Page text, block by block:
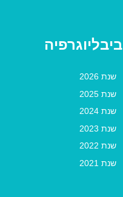
ביבליוגרפיה
שנת 2026
שנת 2025
שנת 2024
שנת 2023
שנת 2022
שנת 2021